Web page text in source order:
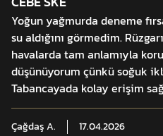
Yoğun yağmurda deneme
su aldığını görmedim.
havalarda tam anlamıyla
düşünüyorum çünkü soğuk
Tabancayada kolay erişim
ÇağdaşA. 17.04.2026